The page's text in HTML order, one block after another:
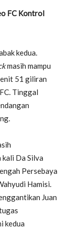
FC Kontrol
kedua.
masih mampu
51 giliran
Tinggal
Da Silva
Persebaya
Hamisi.
Juan
kedua